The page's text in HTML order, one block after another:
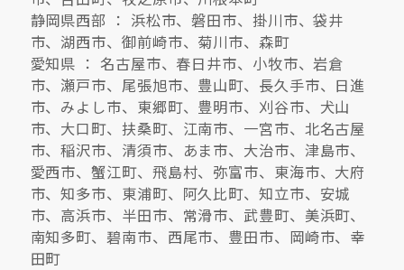
静岡県西部 ： 浜松市、磐田市、掛川市、袋井
市、湖西市、御前崎市、菊川市、森町
愛知県 ： 名古屋市、春日井市、小牧市、岩倉
市、瀬戸市、尾張旭市、豊山町、長久手市、日進
市、みよし市、東郷町、豊明市、刈谷市、犬山
市、大口町、扶桑町、江南市、一宮市、北名古屋
市、稲沢市、清須市、あま市、大治市、津島市、
愛西市、蟹江町、飛島村、弥富市、東海市、大府
市、知多市、東浦町、阿久比町、知立市、安城
市、高浜市、半田市、常滑市、武豊町、美浜町、
南知多町、碧南市、西尾市、豊田市、岡崎市、幸
田町